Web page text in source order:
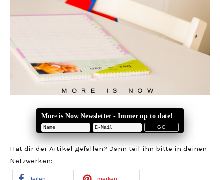
More is Now Newsletter - Immer up to date!
Hat dir der Artikel gefallen? Dann teil ihn bitte in deinen
Netzwerken: